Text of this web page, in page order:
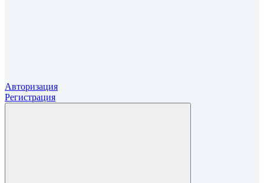
Авторизация
Регистрация